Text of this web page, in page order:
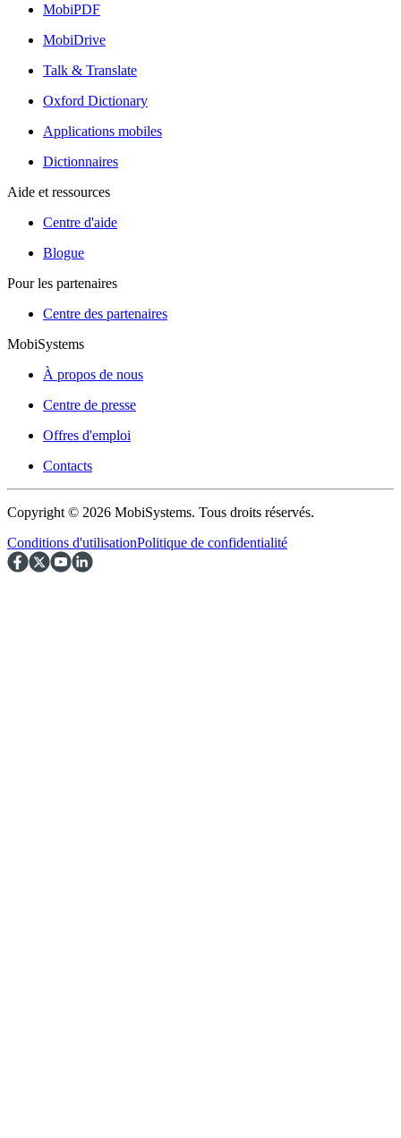
MobiPDF
MobiDrive
Talk & Translate
Oxford Dictionary
Applications mobiles
Dictionnaires
Aide et ressources
Centre d'aide
Blogue
Pour les partenaires
Centre des partenaires
MobiSystems
À propos de nous
Centre de presse
Offres d'emploi
Contacts
Copyright © 2026 MobiSystems. Tous droits réservés.
Conditions d'utilisationPolitique de confidentialité